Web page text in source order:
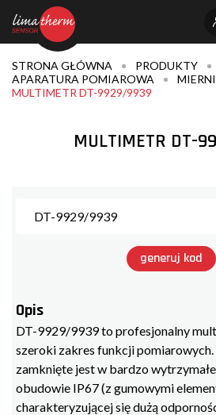
STRONA GŁÓWNA
PRODUKTY
APARATURA POMIAROWA
MULTIMETR DT-9929/9939
MULTIMETR DT-
generuj kod
Opis
DT-9929/9939 to profesjonalny
szeroki zakres funkcji
zamknięte jest w bardzo
obudowie IP67 (z gumowymi
charakteryzującej się dużą